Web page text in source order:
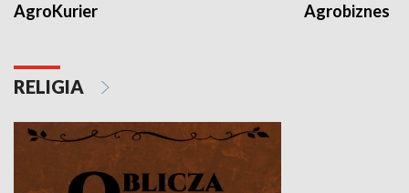
AgroKurier Agrobiznes
RELIGIA